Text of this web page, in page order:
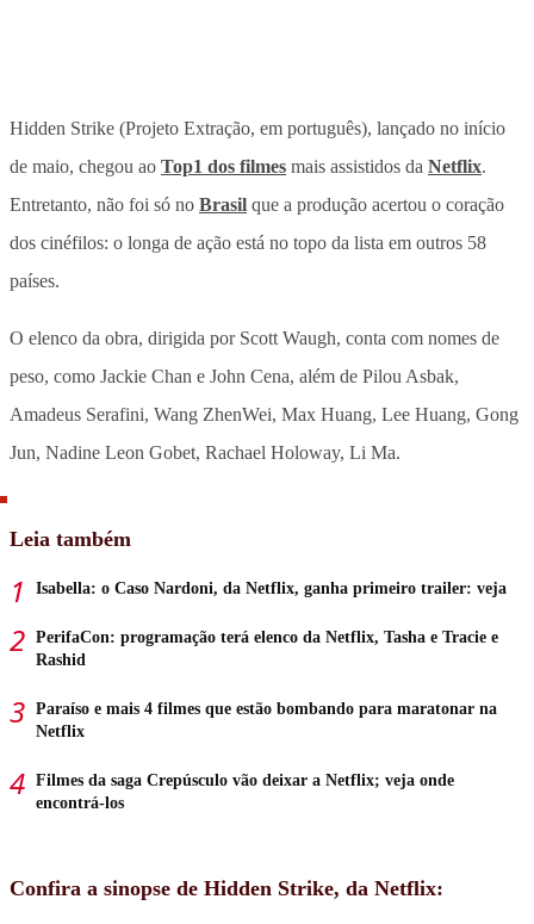
Hidden Strike (Projeto Extração, em português), lançado no início
de maio, chegou ao Top1 dos filmes mais assistidos da Netflix.
Entretanto, não foi só no Brasil que a produção acertou o coração
dos cinéfilos: o longa de ação está no topo da lista em outros 58
países.
O elenco da obra, dirigida por Scott Waugh, conta com nomes de
peso, como Jackie Chan e John Cena, além de Pilou Asbak,
Amadeus Serafini, Wang ZhenWei, Max Huang, Lee Huang, Gong
Jun, Nadine Leon Gobet, Rachael Holoway, Li Ma.
Leia também
Isabella: o Caso Nardoni, da Netflix, ganha primeiro trailer: veja
PerifaCon: programação terá elenco da Netflix, Tasha e Tracie e
Rashid
Paraíso e mais 4 filmes que estão bombando para maratonar na
Netflix
Filmes da saga Crepúsculo vão deixar a Netflix; veja onde
encontrá-los
Confira a sinopse de Hidden Strike, da Netflix: